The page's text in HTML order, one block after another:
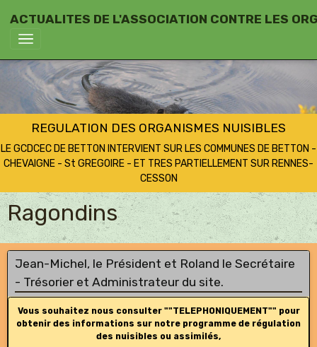
ACTUALITES DE L'ASSOCIATION CONTRE LES
REGULATION DES ORGANISMES NUISIBLES
LE GCDCEC DE BETTON INTERVIENT SUR LES COMMUNES DE BETTON -
CHEVAIGNE - St GREGOIRE - ET TRES PARTIELLEMENT SUR RENNES-
CESSON
Ragondins
Jean-Michel, le Président et Roland le Secrétaire
- Trésorier et Administrateur du site.
Vous souhaitez nous consulter ""TELEPHONIQUEMENT"" pour
obtenir des informations sur notre programme de régulation
des nuisibles ou assimilés,